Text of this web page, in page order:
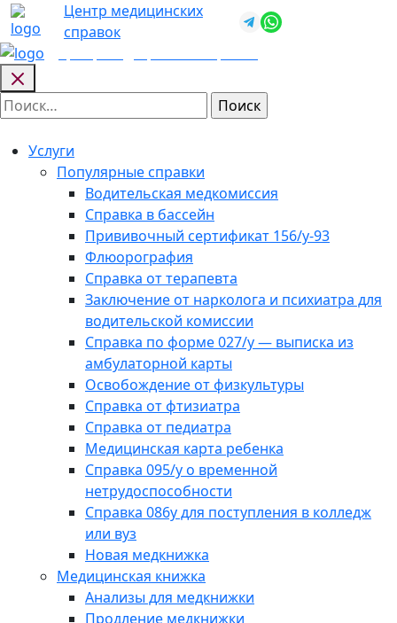
Skip
to
content
Центр медицинских
справок
Найти:
Услуги
Популярные справки
Водительская медкомиссия
Справка в бассейн
Прививочный сертификат 156/у-93
Флюорография
Справка от терапевта
Заключение от нарколога и психиатра для
водительской комиссии
Справка по форме 027/у — выписка из
амбулаторной карты
Освобождение от физкультуры
Справка от фтизиатра
Справка от педиатра
Медицинская карта ребенка
Справка 095/у о временной
нетрудоспособности
Справка 086у для поступления в колледж
или вуз
Новая медкнижка
Медицинская книжка
Анализы для медкнижки
Продление медкнижки